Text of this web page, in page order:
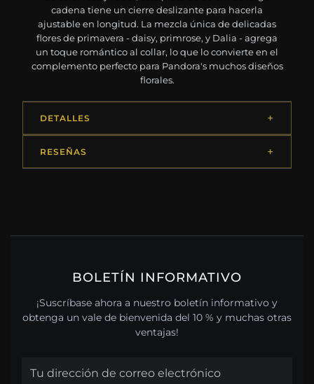
cadena tiene un cierre deslizante para hacerla
ajustable en longitud. La mezcla única de delicadas
flores de primavera - daisy, primrose, y Dalia - agrega
un toque romántico al collar, lo que lo convierte en el
complemento perfecto para Pandora's muchos diseños
florales.
DETALLES
RESEÑAS
BOLETÍN INFORMATIVO
¡Suscríbase ahora a nuestro boletín informativo y
obtenga un vale de bienvenida del 10 % y muchas otras
ventajas!